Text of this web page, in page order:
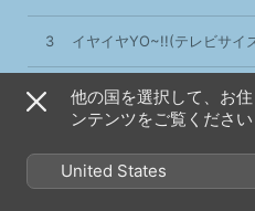
3 イヤイヤYO~!!(テレビサイ
4 イヤイヤYO~!!(カラオケ)
他の国を選択して、お
ンテンツをご覧ください
United States